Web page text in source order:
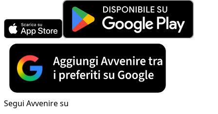
Segui Avvenire su